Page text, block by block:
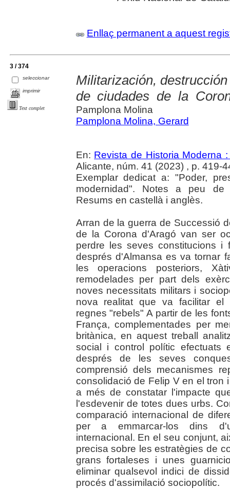
Enllaç permanent a aquest
3 / 374
seleccionar
imprimir
Text complet
Militarización,
de ciudades de la
Pamplona Molina
Pamplona Molina, Gerard
En: Revista de Historia Moderna
Alicante, núm. 41 (2023) , p. 419-
Exemplar dedicat a: "Poder,
modernidad". Notes a peu de
Resums en castellà i anglès.
Arran de la guerra de Successió
de la Corona d'Aragó van ser
perdre les seves constitucions i
després d'Almansa es va tornar
les operacions posteriors,
remodelades per part dels
noves necessitats militars i
nova realitat que va facilitar el
regnes "rebels" A partir de les
França, complementades per
britànica, en aquest treball
social i control polític efectuats
després de les seves
comprensió dels mecanismes
consolidació de Felip V en el tron
a més de constatar l'impacte
l'esdevenir de totes dues urbs.
comparació internacional de
per a emmarcar-los dins
internacional. En el seu conjunt,
precisa sobre les estratègies de
grans fortaleses i unes
eliminar qualsevol indici de
procés d'assimilació sociopolític.